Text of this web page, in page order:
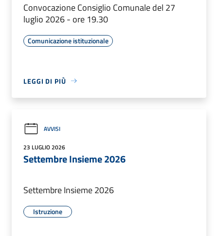
Convocazione Consiglio Comunale del 27
luglio 2026 - ore 19.30
Comunicazione istituzionale
LEGGI DI PIÙ
AVVISI
23 LUGLIO 2026
Settembre Insieme 2026
Settembre Insieme 2026
Istruzione